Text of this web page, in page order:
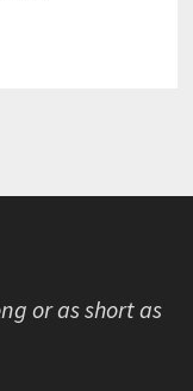
or as short as